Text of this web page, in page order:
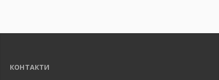
КОНТАКТИ